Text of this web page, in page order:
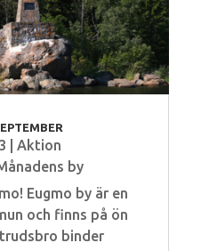
Aktion
by
Eugmo by är en
och finns på ön
binder